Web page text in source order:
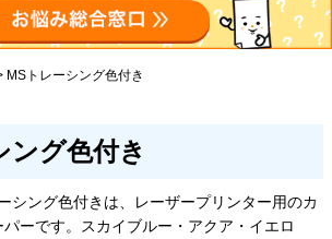
MSトレーシング色付き
ング色付き
シング色付きは、レーザープリンター用のカ
ーです。スカイブルー・アクア・イエロ